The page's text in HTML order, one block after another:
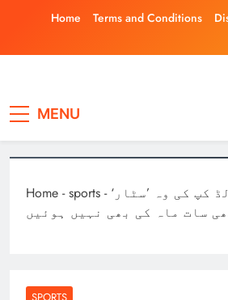
Home Terms and Conditions
MENU
Home -sports - کپ کی وہ ’سٹار‘
سات ماہ کی بھی نہیں ہوئیں